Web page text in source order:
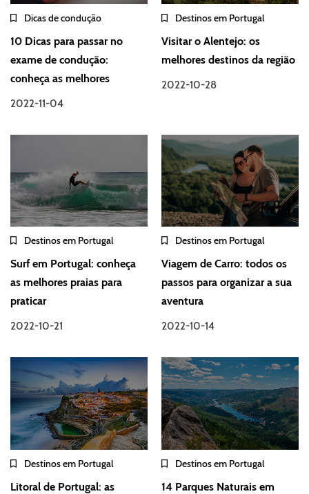
Dicas de condução
10 Dicas para passar no
exame de condução:
conheça as melhores
2022-11-04
Destinos em Portugal
Visitar o Alentejo: os
melhores destinos da região
2022-10-28
Destinos em Portugal
Surf em Portugal: conheça
as melhores praias para
praticar
2022-10-21
Destinos em Portugal
Viagem de Carro: todos os
passos para organizar a sua
aventura
2022-10-14
Destinos em Portugal
Litoral de Portugal: as
Destinos em Portugal
14 Parques Naturais em